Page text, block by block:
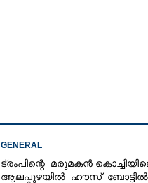
GENERAL
ട്രംപിന്റെ മരുമകൻ
ആലപ്പുഴയിൽ ഹൗസ് ബോട്ടിൽ
എസ്എഫ്ഐഒ
ഇഡിക്ക്